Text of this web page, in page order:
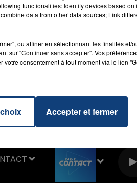
Team du Week-end
functionalities: Identify devices based
data from other data sources; Link
ou affiner en sélectionnant les finalités et/
sur "Continuer sans accepter". Vos
votre consentement à tout moment via le lien
Accepter et fermer